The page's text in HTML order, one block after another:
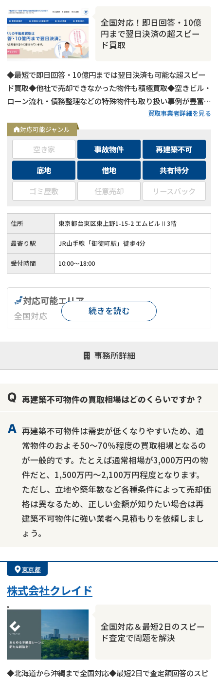
全国対応！即日回答・10億
円まで翌日決済の超スピー
ド買取
◆最短で即日回答・10億円までは翌日決済も可能な超スピー
ド買取◆他社で売却できなかった物件も積極買取◆空きビル・
ローン流れ・債務整理などの特殊物件も取り扱い事例が豊富◆
買取事業者詳細を見る
対応可能ジャンル
空き家 事故物件
再建築不可
底地
借地
共有持分
ゴミ屋敷
任意売却 リースバック
住所 東京都台東区東上野1-15-2 エムビルⅡ3階
最寄り駅 JR山手線「御徒町駅」徒歩4分
受付時間 10:00〜18:00
事務所詳細
対応可能エリア
全国対応
対応が親身 オンライン面談可能
レスポンスが早い
1億円以上の買取可
続きを読む
再建築不可物件の買取相場はどのくらいですか？
再建築不可物件は需要が低くなりやすいため、通
常物件のおよそ50～70％程度の買取相場となるの
が一般的です。たとえば通常相場が3,000万円の物
件だと、1,500万円～2,100万円程度となります。
ただし、立地や築年数など各種条件によって売却価
格は異なるため、正しい金額が知りたい場合は再
建築不可物件に強い業者へ見積もりを依頼しまし
ょう。
東京都
株式会社クレイド
全国対応＆最短2日のスピー
ド査定で問題を解決
◆北海道から沖縄まで全国対応◆最短2日で査定額回答のスピ